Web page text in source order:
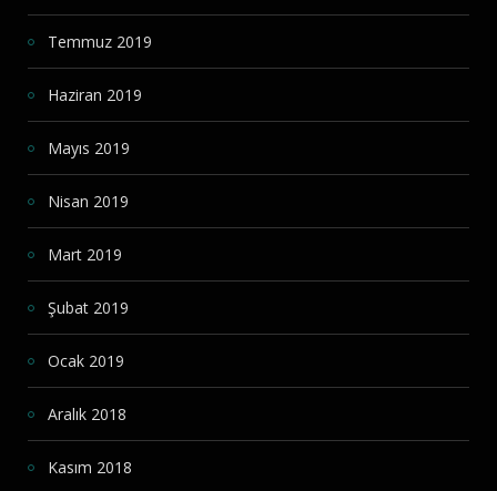
Temmuz 2019
Haziran 2019
Mayıs 2019
Nisan 2019
Mart 2019
Şubat 2019
Ocak 2019
Aralık 2018
Kasım 2018